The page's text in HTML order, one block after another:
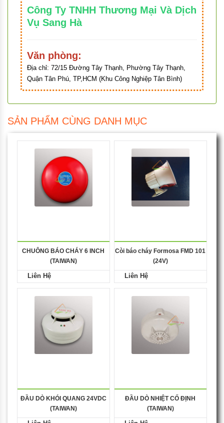
Công Ty TNHH Thương Mại Và Dịch
Vụ Sang Hà
Văn phòng:
Địa chỉ: 72/15 Đường Tây Thạnh, Phường Tây Thạnh,
Quận Tân Phú, TP,HCM (Khu Công Nghiệp Tân Bình)
SẢN PHẨM CÙNG DANH MỤC
CHUÔNG BÁO CHÁY 6 INCH
(TAIWAN)
Liên Hệ
Còi báo cháy Formosa FMD 101
(24V)
Liên Hệ
ĐẦU DÒ KHÓI QUANG 24VDC
(TAIWAN)
ĐẦU DÒ NHIỆT CỐ ĐỊNH
(TAIWAN)